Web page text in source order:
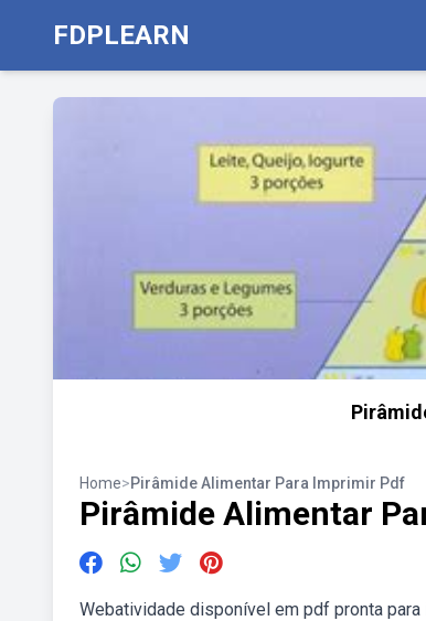
FDPLEARN
Home>Pirâmide Alimentar Para Imprimir Pdf
Pirâmide Alimentar
Webatividade disponível em pdf pronta